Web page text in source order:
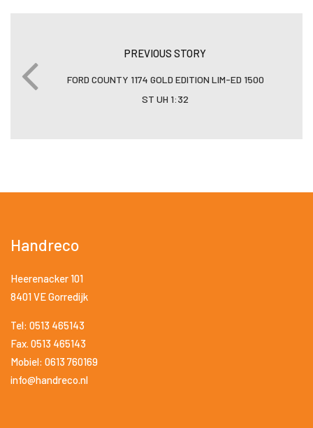
PREVIOUS STORY
FORD COUNTY 1174 GOLD EDITION LIM-ED 1500
ST UH 1:32
Handreco
Heerenacker 101
8401 VE Gorredijk
Tel: 0513 465143
Fax. 0513 465143
Mobiel: 0613 760169
info@handreco.nl